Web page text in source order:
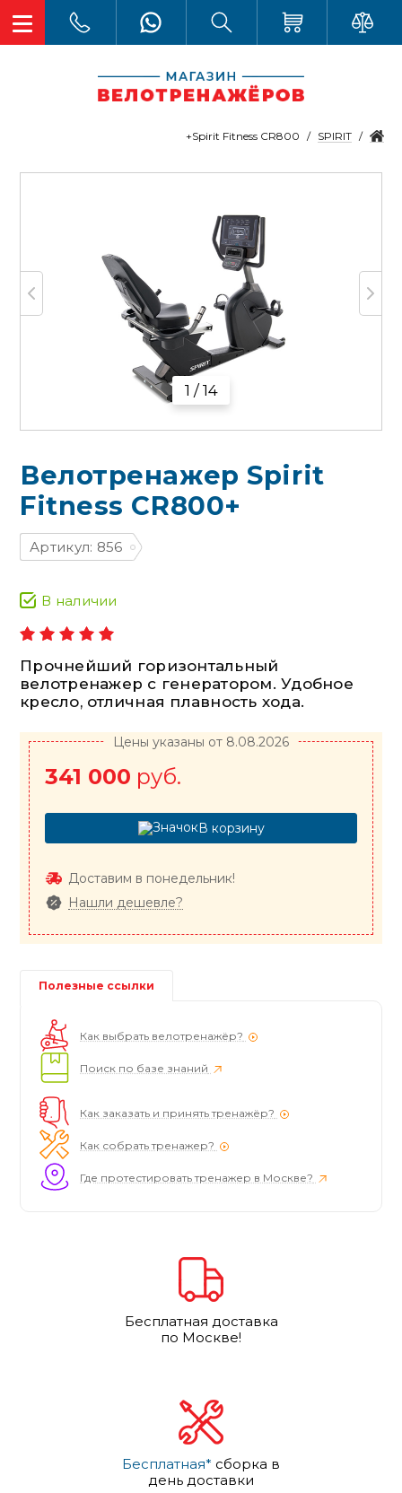
SPIRIT
Spirit Fitness CR800+
1 / 14
Велотренажер Spirit
Fitness CR800+
Артикул: 856
В наличии
Прочнейший горизонтальный
велотренажер с генератором. Удобное
кресло, отличная плавность хода.
Цены указаны от 8.08.2026
341 000 руб.
В корзину
Доставим в понедельник!
Нашли дешевле?
Полезные ссылки
Как выбрать велотренажёр?
Поиск по базе знаний
Как заказать и принять тренажёр?
Как собрать тренажер?
Где протестировать тренажер в Москве?
Бесплатная доставка
по Москве!
Бесплатная* сборка в
день доставки